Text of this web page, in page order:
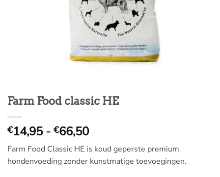
Farm Food classic HE
€14,95 - €66,50Prijsklasse:
€
14,95
tot
Farm Food Classic HE is koud geperste premium
hondenvoeding zonder kunstmatige toevoegingen.